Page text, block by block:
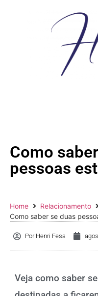
Como
pessoas
Home
Relacionamento
Como saber se duas
PorHenri Fesa
Veja como saber